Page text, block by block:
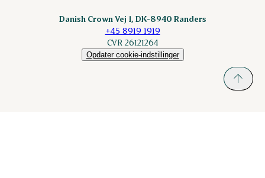
Danish Crown Vej 1, DK-8940 Randers
+45 8919 1919
CVR 26121264
Opdater cookie-indstillinger